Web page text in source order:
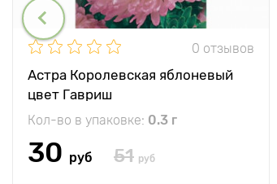
0 отзывов
Астра Королевская яблоневый
цвет Гавриш
Кол-во в упаковке: 0.3 г
30 руб 51 руб